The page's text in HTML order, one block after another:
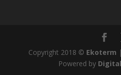
Copyright 2018 © Ekoterm
Powered by